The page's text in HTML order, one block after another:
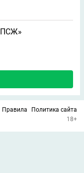
Правила
Политика сайта
18+